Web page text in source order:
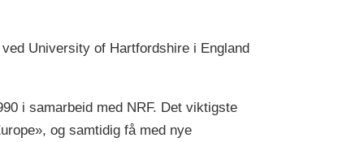
University of Hartfordshire i England
i samarbeid med NRF. Det viktigste
og samtidig få med nye